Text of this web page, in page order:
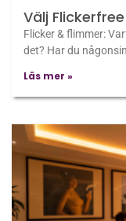
Välj
Flicker & flimmer:
det? Har du
Läs mer »